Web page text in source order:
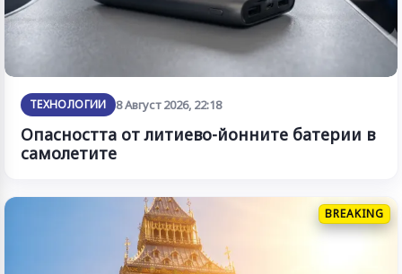
ТЕХНОЛОГИИ 8 Август 2026, 22:18
Опасността от литиево-йонните батерии в
самолетите
BREAKING